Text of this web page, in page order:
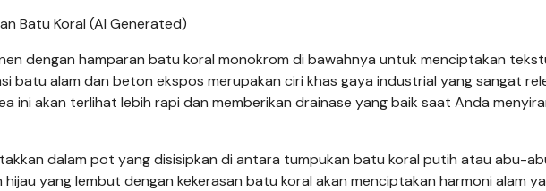
Batu Koral (AI Generated)
dengan hamparan batu koral monokrom di bawahnya untuk menciptakan
batu alam dan beton ekspos merupakan ciri khas gaya industrial yang sangat
ini akan terlihat lebih rapi dan memberikan drainase yang baik saat Anda
dalam pot yang disisipkan di antara tumpukan batu koral putih atau abu-
yang lembut dengan kekerasan batu koral akan menciptakan harmoni alam